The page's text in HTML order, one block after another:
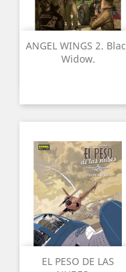
ANGEL WINGS 2.
Widow.
EL PESO DE LAS